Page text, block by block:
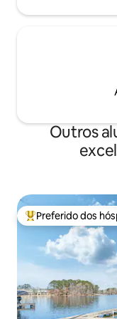
Outros
Entre os melhores
Preferido dos